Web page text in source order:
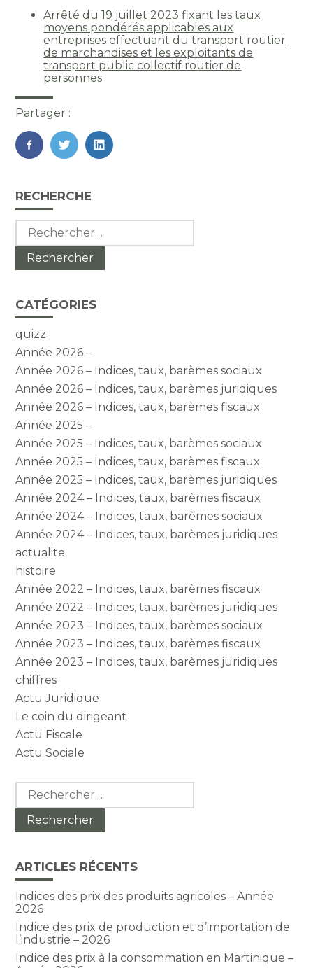
Arrêté du 19 juillet 2023 fixant les taux
moyens pondérés applicables aux
entreprises effectuant du transport routier
de marchandises et les exploitants de
transport public collectif routier de
personnes
Partager :
FaceBook
TwitterLinkedIn
Blog
sidebar
RECHERCHE
Rechercher :
CATÉGORIES
quizz
Année 2026 –
Année 2026 – Indices, taux, barèmes sociaux
Année 2026 – Indices, taux, barèmes juridiques
Année 2026 – Indices, taux, barèmes fiscaux
Année 2025 –
Année 2025 – Indices, taux, barèmes sociaux
Année 2025 – Indices, taux, barèmes fiscaux
Année 2025 – Indices, taux, barèmes juridiques
Année 2024 – Indices, taux, barèmes fiscaux
Année 2024 – Indices, taux, barèmes sociaux
Année 2024 – Indices, taux, barèmes juridiques
actualite
histoire
Année 2022 – Indices, taux, barèmes fiscaux
Année 2022 – Indices, taux, barèmes juridiques
Année 2023 – Indices, taux, barèmes sociaux
Année 2023 – Indices, taux, barèmes fiscaux
Année 2023 – Indices, taux, barèmes juridiques
chiffres
Actu Juridique
Le coin du dirigeant
Actu Fiscale
Actu Sociale
Rechercher :
ARTICLES RÉCENTS
Indices des prix des produits agricoles – Année
2026
Indice des prix de production et d’importation de
l’industrie – 2026
Indice des prix à la consommation en Martinique –